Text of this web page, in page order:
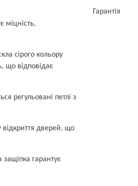
міцність,
сірого кольору
що відповідає
регульовані петлі з
відкриття дверей, що
гарантує
Гарантія